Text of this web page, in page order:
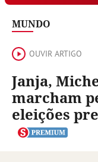
MUNDO
OUVIR ARTIGO
Janja,
marcham
eleições